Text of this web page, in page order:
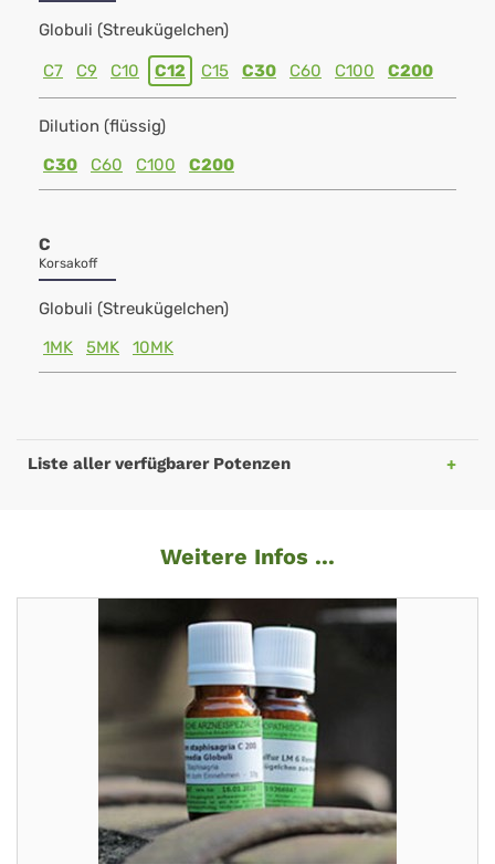
Globuli (Streukügelchen)
C7 C9 C10 C12 C15 C30 C60 C100 C200
Dilution (flüssig)
C30
C60 C100 C200
C
Korsakoff
Globuli (Streukügelchen)
1MK
5MK 10MK
Liste aller verfügbarer Potenzen
Weitere Infos ...